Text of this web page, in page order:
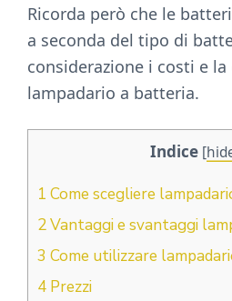
Ricorda però che le
a seconda del tipo di
considerazione i costi e
lampadario a batteria.
Indice [
1 Come scegliere
2Vantaggi e svantaggi
3 Come utilizzare
4 Prezzi